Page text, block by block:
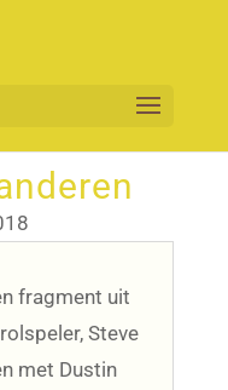
fragment uit
Steve
met Dustin